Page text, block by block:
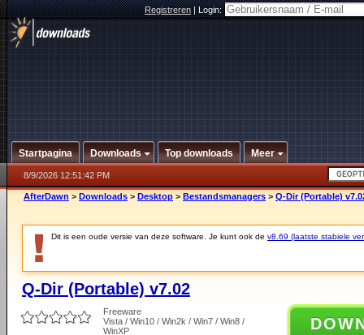
Registreren|Login:
Startpagina Downloads Top downloads Meer
8/9/2026 12:51:42 PM
AfterDawn > Downloads > Desktop > Bestandsmanagers > Q-Dir (Portable)
Dit is een oude versie van deze software. Je kunt ook de v8.69 (laatste stabiele
Q-Dir (Portable) v7.02
Freeware
Vista / Win10 / Win2k / Win7 / Win8 /
WinXP